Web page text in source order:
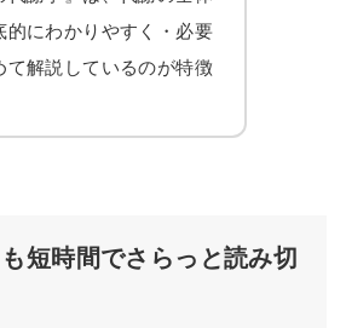
にわかりやすく・必要
て解説しているのが特徴
も短時間でさらっと読み切